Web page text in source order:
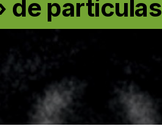
de partículas